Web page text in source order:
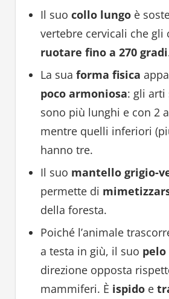
Il suo collo lungoè
vertebre cervicali che gli
ruotare fino a 270 gradi
La sua forma fisica
poco armoniosa: gli arti
sono più lunghi e con 2
mentre quelli inferiori
hanno tre.
Il suo mantello grigio-
permette di
della foresta.
Poiché l’animale
a testa in giù, il suo pelo
direzione opposta
mammiferi. È ispidoe